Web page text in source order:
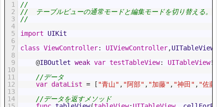
1
2
3
4
5
6
7
8
9
10
11
12
13
14
//
//  テーブルビューの通常モードと編集モードを切り替える。
//
import
UIKit
class ViewController: UIViewController,
@IBOutlet weak var testTableView: UITableView!
//データ
var dataList = [ "青山" , "阿部" , "加藤" , "神田" , "佐
//データを返すメソッド